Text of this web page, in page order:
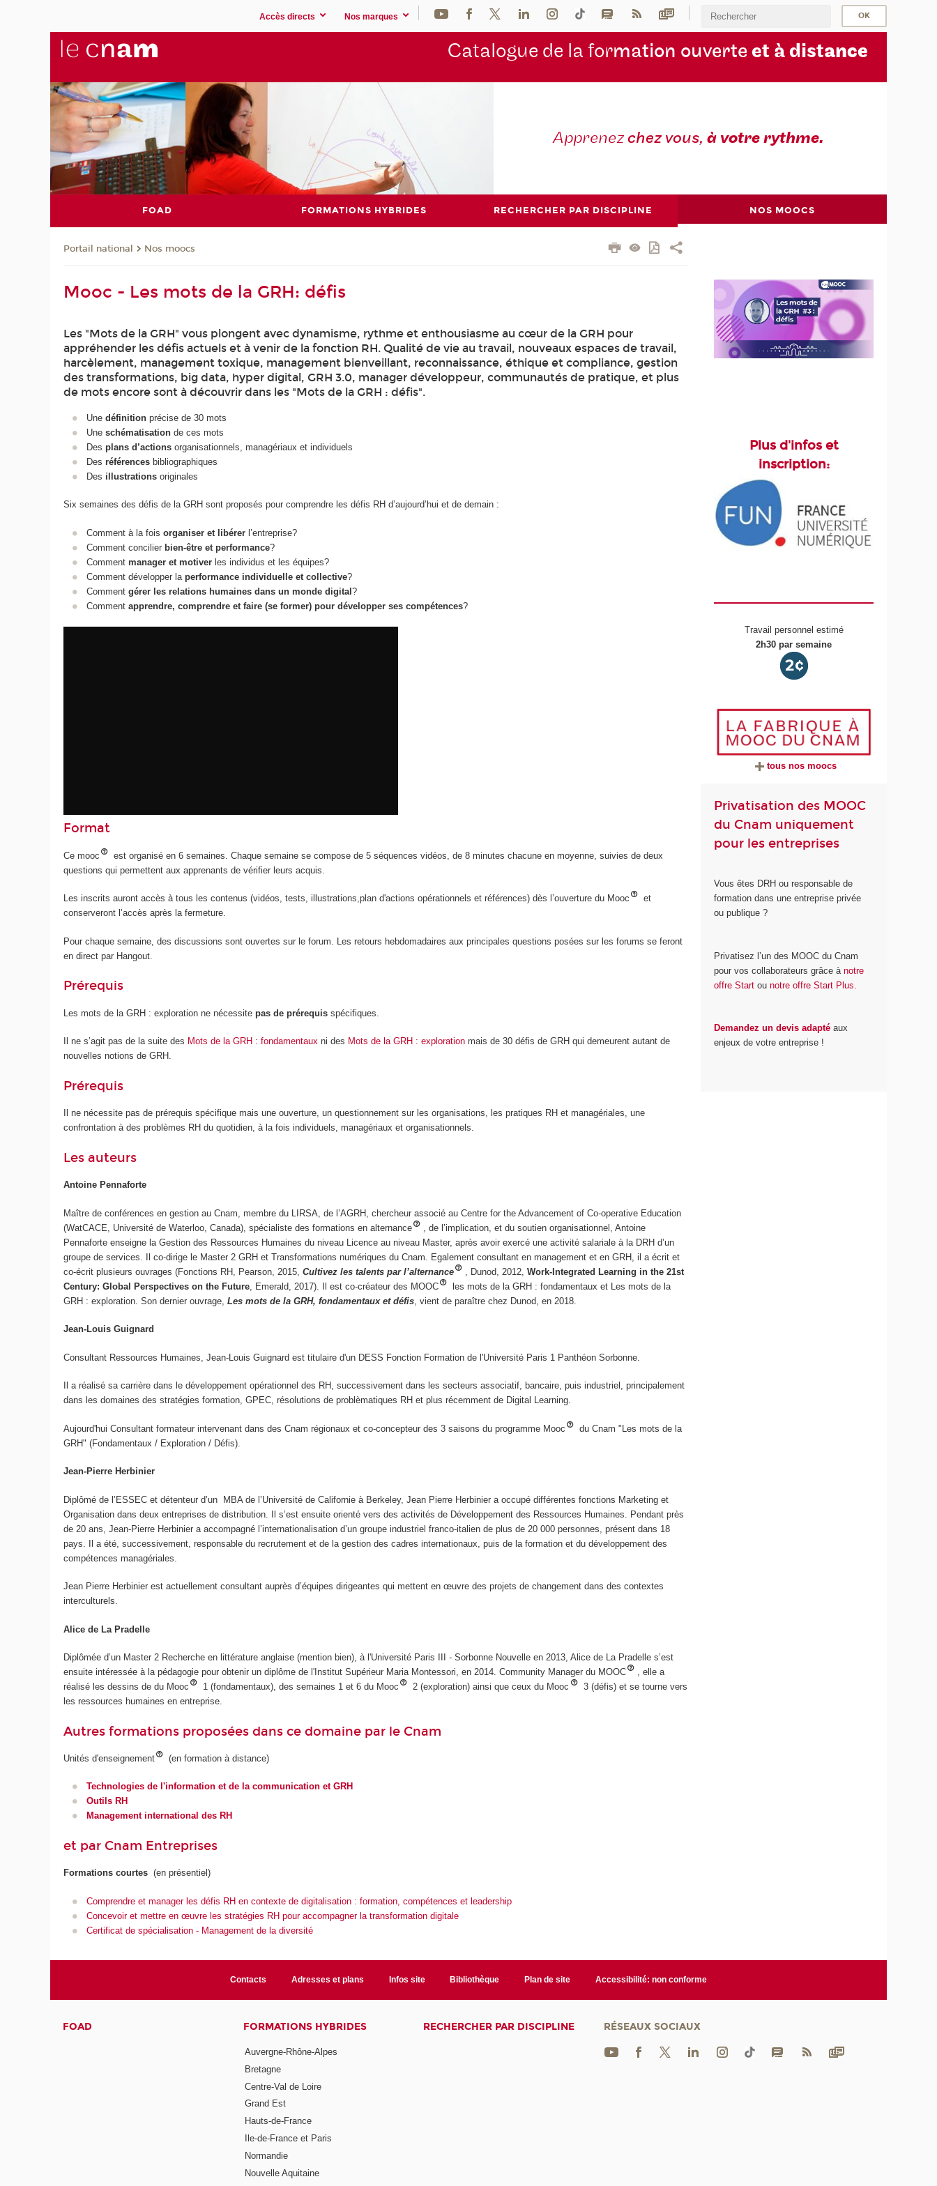
Accès directs Nos marques
Catalogue de la formation ouverte et à distance
Apprenezchez vous, à votre rythme.
FOAD FORMATIONS HYBRIDES RECHERCHER PAR DISCIPLINE NOS MOOCS
Portail national Nos moocs
Mooc - Les mots de la GRH: défis
Les "Mots de la GRH" vous plongent avec dynamisme, rythme et enthousiasme au cœur de la GRH pour
appréhender les défis actuels et à venir de la fonction RH. Qualité de vie au travail, nouveaux espaces de travail,
harcèlement, management toxique, management bienveillant, reconnaissance, éthique et compliance, gestion
des transformations, big data, hyper digital, GRH 3.0, manager développeur, communautés de pratique, et plus
de mots encore sont à découvrir dans les "Mots de la GRH : défis".
Une définition précise de 30 mots
Une schématisation de ces mots
Des plans d’actionsorganisationnels, managériaux et individuels
Des références bibliographiques
Des illustrations originales
Six semaines des défis de la GRH sont proposés pour comprendre les défis RH d’aujourd’hui et de demain :
Comment à la fois organiser et libérerl’entreprise?
Comment concilier bien-être et performance?
Comment manager et motiverles individus et les équipes?
Comment développer la performance individuelle et collective?
Commentgérer les relations humaines dans un monde digital ?
Comment apprendre, comprendre et faire (se former) pour développer ses compétences?
Format
Ce mooc
est organisé en 6 semaines. Chaque semaine se compose de 5 séquences vidéos, de 8 minutes chacune en moyenne, suivies de deux
questions qui permettent aux apprenants de vérifier leurs acquis.
Les inscrits auront accès à tous les contenus (vidéos, tests, illustrations,plan d'actions opérationnels et références) dès l’ouverture du Mooc
et
conserveront l’accès après la fermeture.
Pour chaque semaine, des discussions sont ouvertes sur le forum. Les retours hebdomadaires aux principales questions posées sur les forums se feront
en direct par Hangout.
Prérequis
Les mots de la GRH : exploration ne nécessitepas de prérequis spécifiques.
Il ne s’agit pas de la suite des Mots de la GRH : fondamentaux ni des Mots de la GRH : exploration mais de 30 défis de GRH qui demeurent autant de
nouvelles notions de GRH.
Prérequis
Il ne nécessite pas de prérequis spécifique mais une ouverture, un questionnement sur les organisations, les pratiques RH et managériales, une
confrontation à des problèmes RH du quotidien, à la fois individuels, managériaux et organisationnels.
Les auteurs
Antoine Pennaforte
Maître de conférences en gestion au Cnam, membre du LIRSA, de l’AGRH, chercheur associé au Centre for the Advancement of Co-operative Education
(WatCACE, Université de Waterloo, Canada), spécialiste des formations en alternance
, de l’implication, et du soutien organisationnel, Antoine
Pennaforte enseigne la Gestion des Ressources Humaines du niveau Licence au niveau Master, après avoir exercé une activité salariale à la DRH d’un
groupe de services. Il co-dirige le Master 2 GRH et Transformations numériques du Cnam. Egalement consultant en management et en GRH, il a écrit et
co-écrit plusieurs ouvrages (Fonctions RH, Pearson, 2015,Cultivez les talents par l’alternance , Dunod, 2012,Work-Integrated Learning in the 21st
Century: Global Perspectives on the Future , Emerald, 2017). Il est co-créateur des MOOC
les mots de la GRH : fondamentaux et Les mots de la
GRH : exploration. Son dernier ouvrage,Les mots de la GRH, fondamentaux et défis , vient de paraître chez Dunod, en 2018.
Jean-Louis Guignard
Consultant Ressources Humaines, Jean-Louis Guignard est titulaire d'un DESS Fonction Formation de l'Université Paris 1 Panthéon Sorbonne.
Il a réalisé sa carrière dans le développement opérationnel des RH, successivement dans les secteurs associatif, bancaire, puis industriel, principalement
dans les domaines des stratégies formation, GPEC, résolutions de problèmatiques RH et plus récemment de Digital Learning.
Aujourd'hui Consultant formateur intervenant dans des Cnam régionaux et co-concepteur des 3 saisons du programme Mooc
du Cnam "Les mots de la
GRH" (Fondamentaux / Exploration / Défis).
Jean-Pierre Herbinier
Diplômé de l’ESSEC et détenteur d’un MBA de l’Université de Californie à Berkeley, Jean Pierre Herbinier a occupé différentes fonctions Marketing et
Organisation dans deux entreprises de distribution. Il s’est ensuite orienté vers des activités de Développement des Ressources Humaines. Pendant près
de 20 ans, Jean-Pierre Herbinier a accompagné l’internationalisation d’un groupe industriel franco-italien de plus de 20 000 personnes, présent dans 18
pays. Il a été, successivement, responsable du recrutement et de la gestion des cadres internationaux, puis de la formation et du développement des
compétences managériales.
Jean Pierre Herbinier est actuellement consultant auprès d’équipes dirigeantes qui mettent en œuvre des projets de changement dans des contextes
interculturels.
Alice de La Pradelle
Diplômée d’un Master 2 Recherche en littérature anglaise (mention bien), à l'Université Paris III - Sorbonne Nouvelle en 2013, Alice de La Pradelle s’est
ensuite intéressée à la pédagogie pour obtenir un diplôme de l'Institut Supérieur Maria Montessori, en 2014. Community Manager du MOOC
, elle a
réalisé les dessins de du Mooc
1 (fondamentaux), des semaines 1 et 6 du Mooc 2 (exploration) ainsi que ceux du Mooc
3 (défis) et se tourne vers
les ressources humaines en entreprise.
Autres formations proposées dans ce domaine par le Cnam
Unités d'enseignement (en formation à distance)
Technologies de l'information et de la communication et GRH
Outils RH
Management international des RH
et par Cnam Entreprises
Formations courtes(en présentiel)
Comprendre et manager les défis RH en contexte de digitalisation : formation, compétences et leadership
Concevoir et mettre en œuvre les stratégies RH pour accompagner la transformation digitale
Certificat de spécialisation - Management de la diversité
Plus d'infos et
inscription:
Travail personnel estimé
2h30 par semaine
tous nos moocs
Privatisation des MOOC
du Cnam uniquement
pour les entreprises
Vous êtes DRH ou responsable de
formation dans une entreprise privée
ou publique ?
Privatisez l’un des MOOC du Cnam
pour vos collaborateurs grâce ànotre
offre Start ounotre offre Start Plus.
Demandez un devis adapté aux
enjeux de votre entreprise !
Contacts Adresses et plans Infos site Bibliothèque Plan de site Accessibilité: non conforme
FOAD FORMATIONS HYBRIDES
Auvergne-Rhône-Alpes
Bretagne
Centre-Val de Loire
Grand Est
Hauts-de-France
Ile-de-France et Paris
Normandie
Nouvelle Aquitaine
RECHERCHER PAR DISCIPLINE RÉSEAUX SOCIAUX